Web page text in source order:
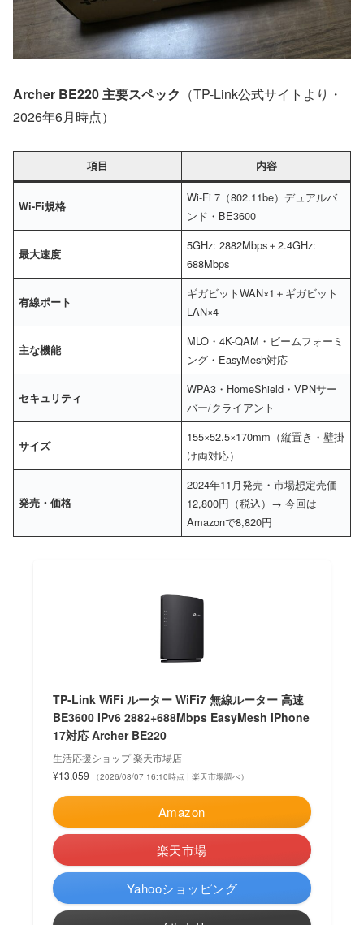
Archer BE220 主要スペック （TP-Link公式サイトより・
2026年6月時点）
項目 内容
Wi-Fi規格
Wi-Fi 7（802.11be）デュアルバ
ンド・BE3600
最大速度
5GHz: 2882Mbps＋2.4GHz:
688Mbps
有線ポート
ギガビットWAN×1＋ギガビット
LAN×4
主な機能
MLO・4K-QAM・ビームフォーミ
ング・EasyMesh対応
セキュリティ
WPA3・HomeShield・VPNサー
バー/クライアント
サイズ
155×52.5×170mm（縦置き・壁掛
け両対応）
発売・価格
2024年11月発売・市場想定売価
12,800円（税込）→ 今回は
Amazonで8,820円
TP-Link WiFi ルーター WiFi7 無線ルーター 高速
BE3600 IPv6 2882+688Mbps EasyMesh iPhone
17対応 Archer BE220
生活応援ショップ 楽天市場店
¥13,059
（2026/08/07 16:10時点 | 楽天市場調べ）
Amazon
楽天市場
Yahooショッピング